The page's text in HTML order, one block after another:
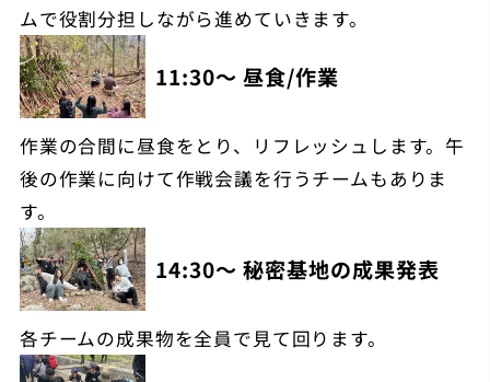
ムで役割分担しながら進めていきます。
11:30～ 昼食/作業
作業の合間に昼食をとり、リフレッシュします。午
後の作業に向けて作戦会議を行うチームもありま
す。
14:30～ 秘密基地の成果発表
各チームの成果物を全員で見て回ります。